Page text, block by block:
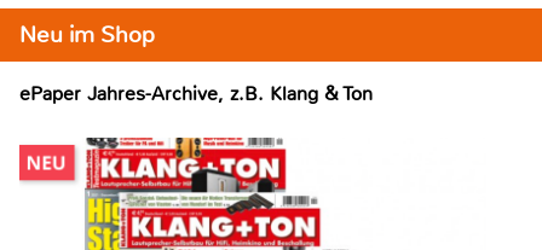
Neu im Shop
ePaper Jahres-Archive, z.B. Klang & Ton